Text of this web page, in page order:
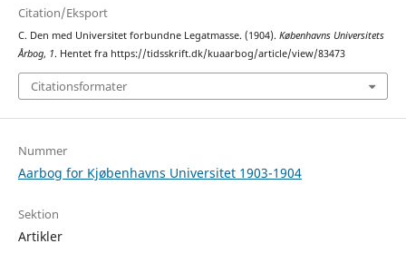
Citation/Eksport
C. Den med Universitet forbundne Legatmasse. (1904). Københavns Universitets
Årbog, 1. Hentet fra https://tidsskrift.dk/kuaarbog/article/view/83473
Citationsformater
Nummer
Aarbog for Kjøbenhavns Universitet 1903-1904
Sektion
Artikler